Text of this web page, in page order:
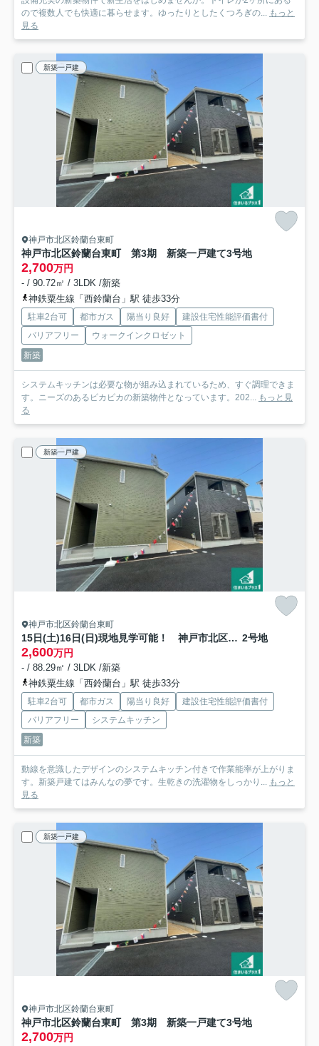
ので複数人でも快適に暮らせます。ゆったりとしたくつろぎの... もっと
見る
新築一戸建
神戸市北区鈴蘭台東町
神戸市北区鈴蘭台東町 第3期 新築一戸建て3号地
2,700万円
- / 90.72㎡ / 3LDK /新築
神鉄粟生線「西鈴蘭台」駅 徒歩33分
駐車2台可 都市ガス 陽当り良好
建設住宅性能評価書付
バリアフリー
ウォークインクロゼット
新築
システムキッチンは必要な物が組み込まれているため、すぐ調理できま
す。ニーズのあるピカピカの新築物件となっています。202... もっと見
る
新築一戸建
神戸市北区鈴蘭台東町
15日(土)16日(日)現地見学可能！ 神戸市北区鈴蘭台東町 第3期 新築一戸建て 2号地
2,600万円
- / 88.29㎡ / 3LDK /新築
神鉄粟生線「西鈴蘭台」駅 徒歩33分
駐車2台可 都市ガス 陽当り良好
建設住宅性能評価書付
バリアフリー
システムキッチン
新築
動線を意識したデザインのシステムキッチン付きで作業能率が上がりま
す。新築戸建てはみんなの夢です。生乾きの洗濯物をしっかり... もっと
見る
新築一戸建
神戸市北区鈴蘭台東町
神戸市北区鈴蘭台東町 第3期 新築一戸建て3号地
2,700万円